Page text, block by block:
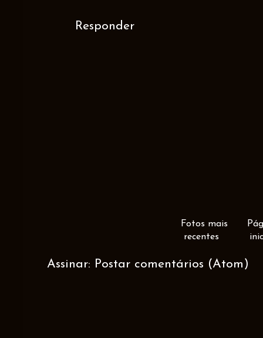
Responder
Fotos mais
recentes
Assinar: Postar comentários (Atom)